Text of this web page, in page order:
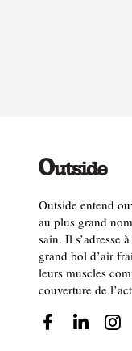
Outside entend
au plus grand
sain. Il s’adresse
grand bol d’air
leurs muscles
couverture de